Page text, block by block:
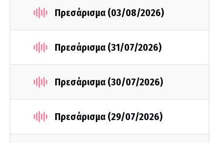
Πρεσάρισμα (03/08/2026)
Πρεσάρισμα (31/07/2026)
Πρεσάρισμα (30/07/2026)
Πρεσάρισμα (29/07/2026)